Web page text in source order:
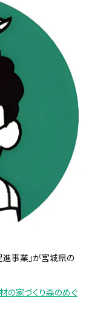
進事業」が宮城県の
の家づくり森のめぐ